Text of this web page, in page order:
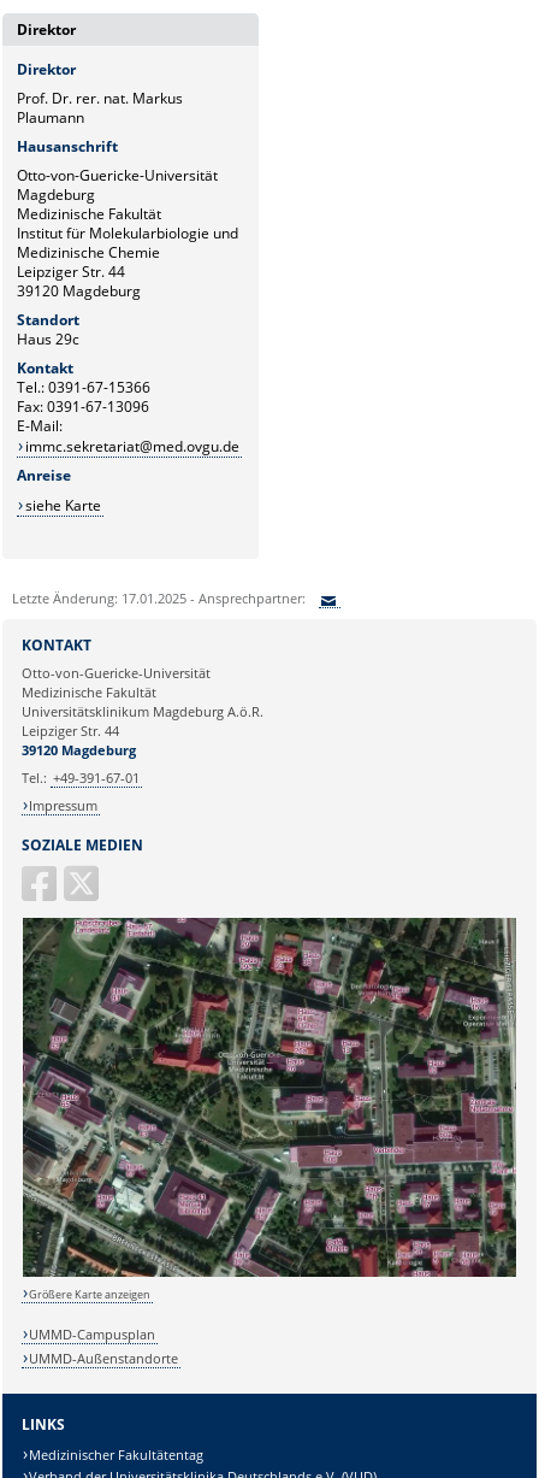
Direktor
Direktor
Prof. Dr. rer. nat. Markus
Plaumann
Hausanschrift
Otto-von-Guericke-Universität
Magdeburg
Medizinische Fakultät
Institut für Molekularbiologie und
Medizinische Chemie
Leipziger Str. 44
39120 Magdeburg
Standort
Haus 29c
Kontakt
Tel.: 0391-67-15366
Fax: 0391-67-13096
E-Mail:
immc.sekretariat@med.ovgu.de
Anreise
siehe Karte
Letzte Änderung: 17.01.2025 - Ansprechpartner:
Ihre E-Mailadresse:
Ihr Anliegen:
SOZIALE MEDIEN
KONTAKT
Otto-von-Guericke-Universität
Medizinische Fakultät
Universitätsklinikum Magdeburg A.ö.R.
Leipziger Str. 44
39120 Magdeburg
Tel.: +49-391-67-01
Impressum
Größere Karte anzeigen
UMMD-Campusplan
UMMD-Außenstandorte
LINKS
Medizinischer Fakultätentag